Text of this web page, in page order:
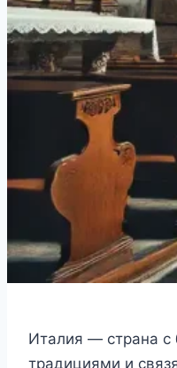
Италия — страна с
традициями и